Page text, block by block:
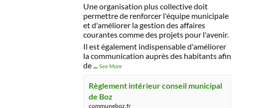
Une organisation plus collective doit
permettre de renforcer l'équipe municipale
et d'améliorer la gestion des affaires
courantes comme des projets pour l'avenir.
Il est également indispensable d'améliorer
la communication auprès des habitants afin
de... See More
Règlement intérieur conseil municipal
de Boz
communeboz.fr